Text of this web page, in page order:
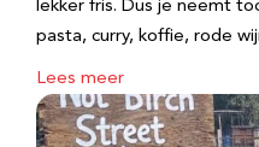
lekker fris. Dus je neemt
pasta, curry, koffie, rode
Lees meer